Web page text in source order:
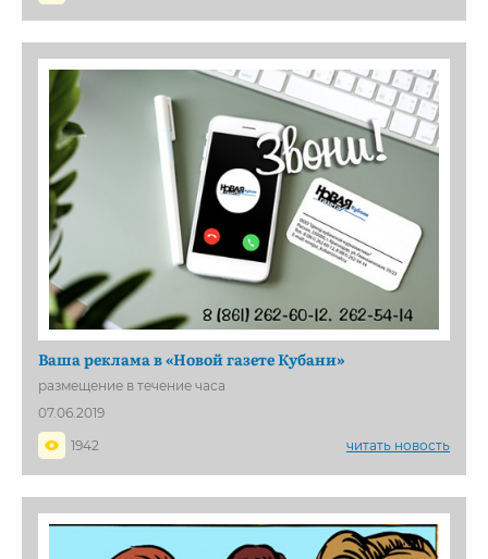
Ваша реклама в «Новой газете Кубани»
размещение в течение часа
07.06.2019
1942
читать новость